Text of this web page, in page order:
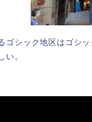
ゴシック地区はゴシ
い。